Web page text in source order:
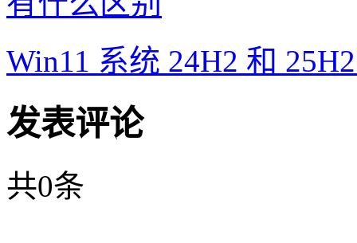
Win11 系统 24H2 和
发表评论
共0条